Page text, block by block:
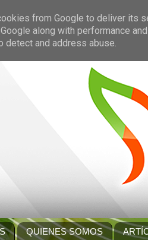
QUIENES SOMOS
from Google to deliver its
along with performance
detect and address abuse.